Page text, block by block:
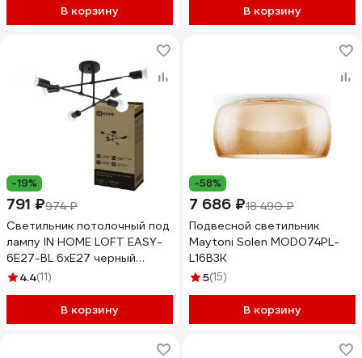
В корзину В корзину
-19%
791 ₽974 ₽
Светильник потолочный под
лампу IN HOME LOFT EASY-
6E27-BL 6хЕ27 черный
4690612062648
4.4(11)
В корзину
-58%
7 686 ₽18 490 ₽
Подвесной светильник
Maytoni Solen MOD074PL-
L16B3K
5(15)
В корзину